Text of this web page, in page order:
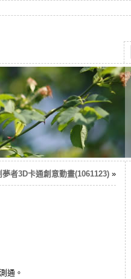
者3D卡通創意動畫(1061123)»
通。